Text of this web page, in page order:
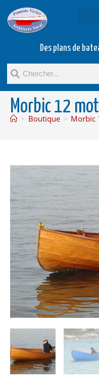
Des plans de
Morbic 12
> Boutique > Morbic